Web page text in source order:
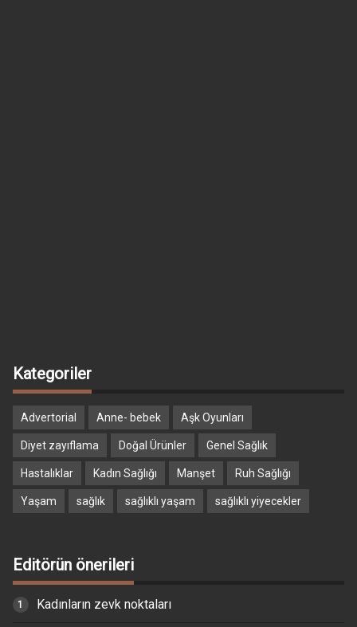
Kategoriler
Advertorial Anne- bebek Aşk Oyunları
Diyet zayıflama Doğal Ürünler Genel Sağlık
Hastalıklar Kadın Sağlığı Manşet Ruh Sağlığı
Yaşam sağlık sağlıklı yaşam sağlıklı yiyecekler
Editörün önerileri
Kadınların zevk noktaları